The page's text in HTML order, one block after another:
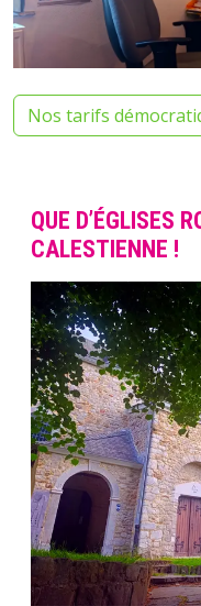
Nos tarifs
QUE D’ÉGLISES
CALESTIENNE !